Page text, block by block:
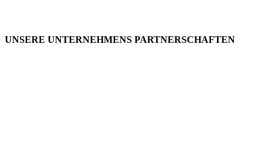
UNSERE UNTERNEHMENS PARTNERSCHAFTEN